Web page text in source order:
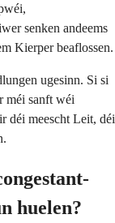
senken andeems
Kierper beaflossen.
ugesinn. Si si
méi sanft wéi
déi meescht Leit, déi
huelen?